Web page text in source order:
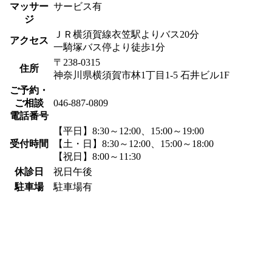
マッサー
ジ
サービス有
アクセス
ＪＲ横須賀線衣笠駅よりバス20分
一騎塚バス停より徒歩1分
住所
〒238-0315
神奈川県横須賀市林1丁目1-5 石井ビル1F
ご予約・
ご相談
電話番号
046-887-0809
受付時間
【平日】8:30～12:00、15:00～19:00
【土・日】8:30～12:00、15:00～18:00
【祝日】8:00～11:30
休診日
祝日午後
駐車場
駐車場有